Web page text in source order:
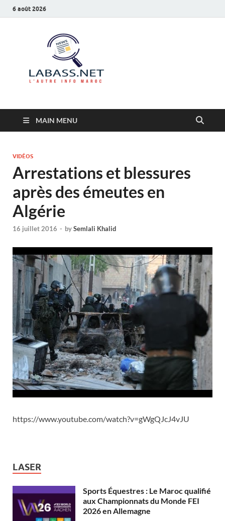
6 août 2026
MAIN MENU
VIDÉOS
Arrestations et blessures
après des émeutes en
Algérie
16 juillet 2016 - bySemlali Khalid
https://www.youtube.com/watch?v=gWgQJcJ4vJU
LASER
Sports Équestres : Le Maroc qualifié
aux Championnats du Monde FEI
2026 en Allemagne